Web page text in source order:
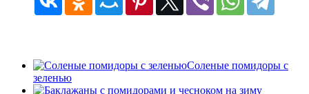
Соленые помидоры с
зеленью